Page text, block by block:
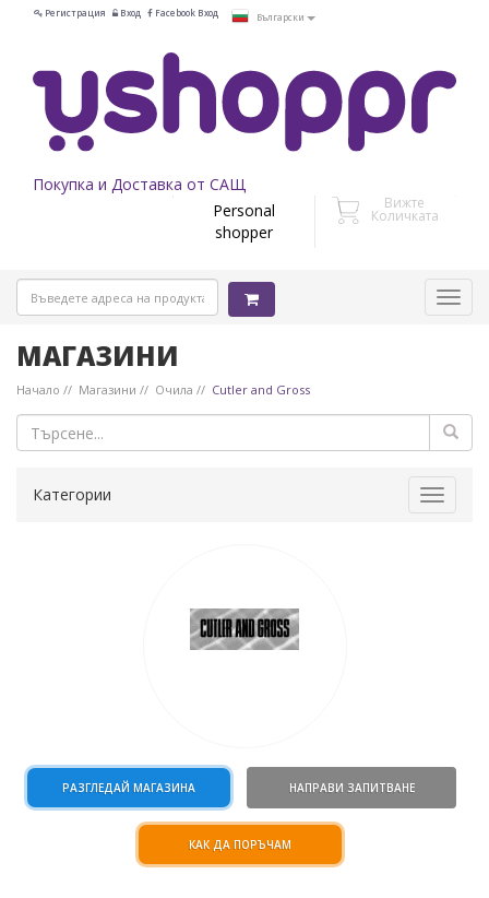
Регистрация Вход Facebook Вход Български
Покупка и Доставка от САЩ
Personal
shopper
Вижте
Количката
МАГАЗИНИ
Начало Магазини Очила Cutler and Gross
Toggle
Категории
РАЗГЛЕДАЙ МАГАЗИНА НАПРАВИ ЗАПИТВАНЕ
КАК ДА ПОРЪЧАМ